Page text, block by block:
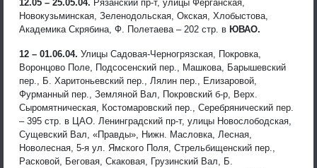
12.05 – 25.05.04. Рязанский пр-т, улицы Ферганская,
Новокузьминская, Зеленодольская, Окская, Хлобыстова,
Академика Скрябина, Ф. Полетаева – 202 стр. в ЮВАО.
12 – 01.06.04. Улицы Садовая-Черногрязская, Покровка,
Воронцово Поле, Подсосенский пер., Машкова, Барышевский
пер., Б. Харитоньевский пер., Лялин пер., Елизаровой,
Фурманный пер., Земляной Вал, Покровский б-р, Верх.
Сыромятническая, Костомаровский пер., Серебрянический пер.
– 395 стр. в ЦАО. Ленинградский пр-т, улицы Новослободская,
Сущевский Вал, «Правды», Нижн. Масловка, Лесная,
Новолесная, 5-я ул. Ямского Поля, Стрельбищенский пер.,
Расковой, Беговая, Скаковая, Грузинский Вал, Б.